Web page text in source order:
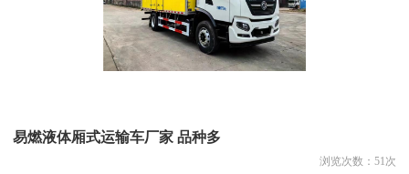
易燃液体厢式运输车厂家 品种多
浏览次数： 51次